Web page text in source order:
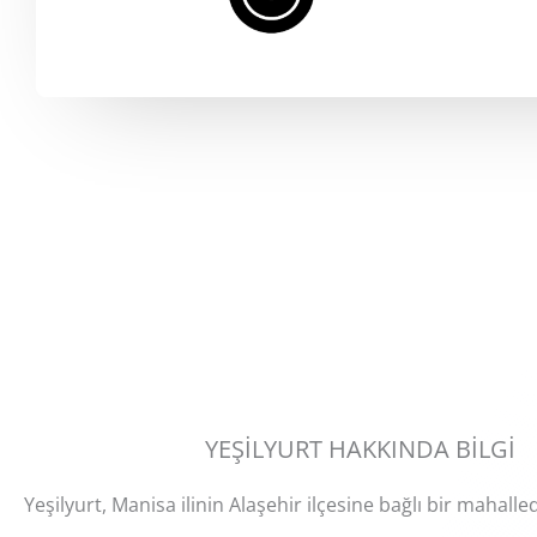
YEŞİLYURT HAKKINDA BİLGİ
Yeşilyurt, Manisa ilinin Alaşehir ilçesine bağlı bir